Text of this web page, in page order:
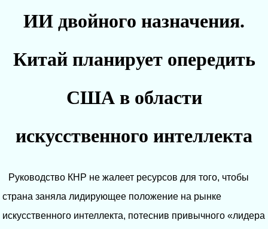
ИИ двойного назначения.
Китай планирует опередить
США в области
искусственного интеллекта
Руководство КНР не жалеет ресурсов для того, чтобы
страна заняла лидирующее положение на рынке
искусственного интеллекта, потеснив привычного «лидера